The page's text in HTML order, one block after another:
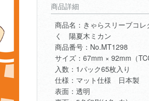
商品詳細
商品名：きゃらスリーブコ
く 陽夏木ミカン
商品番号：No.MT1298
サイズ：67mm × 92mm（
入数：1パック65枚入り
仕様：マット仕様 日本製
表面：透明